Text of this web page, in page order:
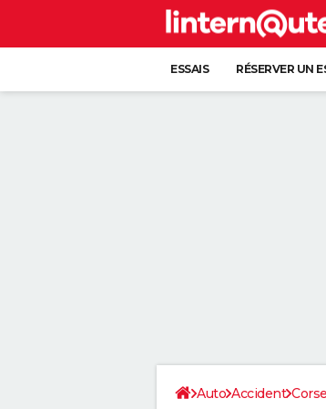
ESSAIS RÉSERVER UN
Auto Accident Corse